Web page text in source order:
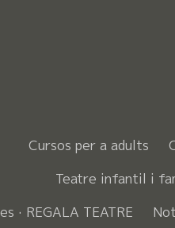
Cursos per a adults
Teatre infantil i
· REGALA TEATRE